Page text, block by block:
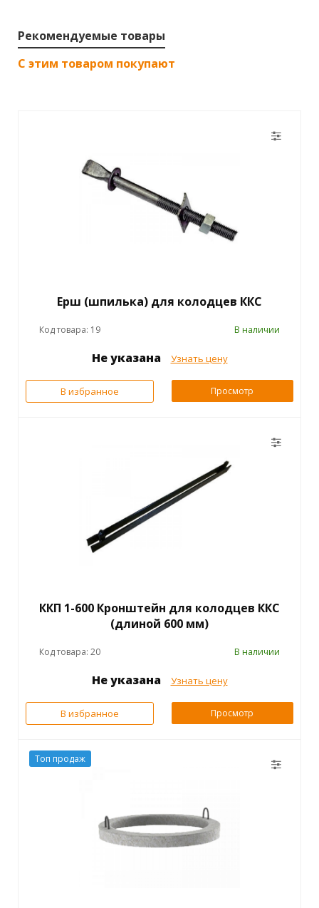
Рекомендуемые товары
С этим товаром покупают
Ерш (шпилька) для колодцев ККС
Код товара: 19 В наличии
Не указана Узнать цену
В избранное Просмотр
ККП 1-600 Кронштейн для колодцев ККС
(длиной 600 мм)
Код товара: 20 В наличии
Не указана Узнать цену
В избранное Просмотр
Топ продаж